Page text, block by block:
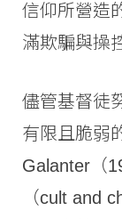
信仰所營造
滿欺騙與操
儘管基督徒
有限且脆弱
Galanter（
（cult and